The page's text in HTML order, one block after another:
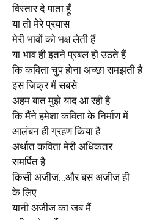
विस्तार दे पाता हूंँ
या तो मेरे प्रयास
मेरी भावों को भक्ष लेती हैं
या भाव ही इतने प्रबल हो उठते हैं
कि कविता चुप होना अच्छा समझती है
इस जिक्र में सबसे
अहम बात मुझे याद आ रही है
कि मैंने हमेशा कविता के निर्माण में
आलंबन ही ग्रहण किया है
अर्थात कविता मेरी अधिकतर
समर्पित है
किसी अजीज…और बस अजीज ही
के लिए
यानी अजीज का जब मैं